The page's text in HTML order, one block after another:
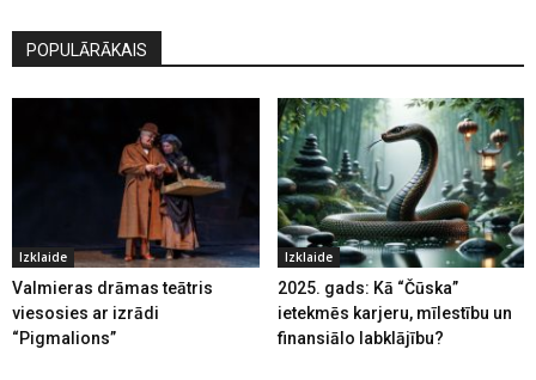
POPULĀRĀKAIS
Izklaide
Valmieras drāmas teātris
viesosies ar izrādi
“Pigmalions”
Izklaide
2025. gads: Kā “Čūska”
ietekmēs karjeru, mīlestību un
finansiālo labklājību?